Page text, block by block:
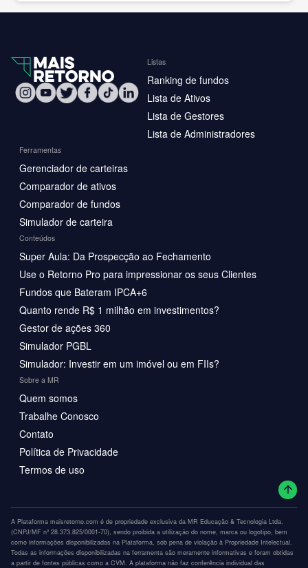
Listas
Ranking de fundos
Lista de Ativos
Lista de Gestores
Lista de Administradores
Ferramentas
Gerenciador de carteiras
Comparador de ativos
Comparador de fundos
Simulador de carteira
Conteúdos
Super Aula: Da Prospecção ao Fechamento
Use o Retorno Pro para impressionar os seus Clientes
Fundos que Bateram IPCA+6
Quanto rende R$ 1 milhão em investimentos?
Gestor de ações 360
Simulador PGBL
Simulador: Investir em um imóvel ou em FIIs?
Sobre a MR
Quem somos
Trabalhe Conosco
Contato
Política de Privacidade
Termos de uso
A Plataforma maisretorno.com é de propriedade exclusiva da MR Educação & Tecnologia Ltda.
(CNPJ/MF nº 28.373.825/0001-70), sendo proibida a utilização do nome, marca ou logotipo, bem
como informações disponibilizadas na Plataforma, sob pena de violação à Propriedade Intelectual.
Todas as informações disponibilizadas na ferramenta são meramente informativas e foram obtidas
a partir de fontes públicas como a CVM. A plataforma não faz conferência individual das